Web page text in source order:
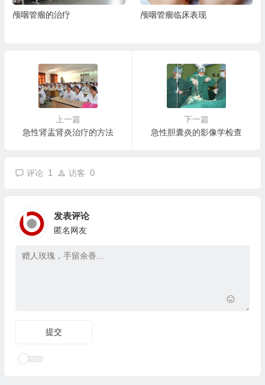
颅咽管瘤的治疗 颅咽管瘤临床表现
上一篇
急性肾盂肾炎治疗的方法
下一篇
急性胆囊炎的影像学检查
评论 1 访客 0
发表评论
匿名网友